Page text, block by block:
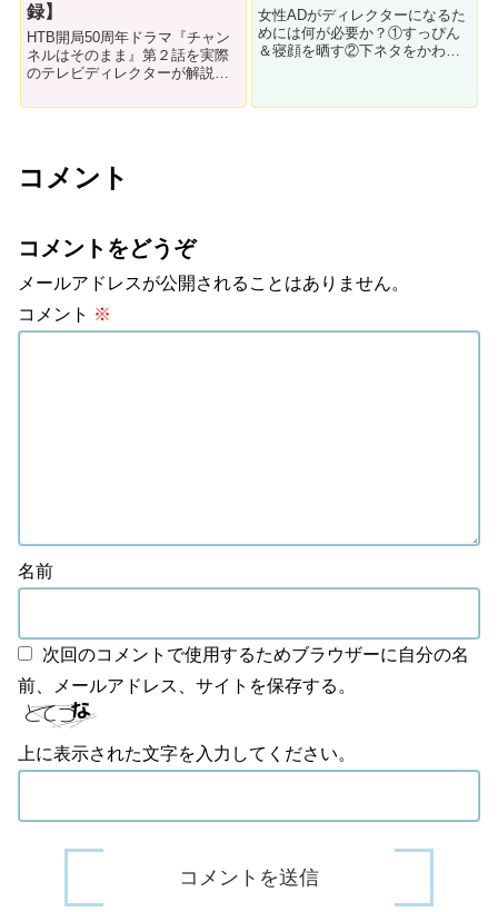
録】
HTB開局50周年ドラマ『チャン
ネルはそのまま』第２話を実際
のテレビディレクターが解説し
街録が撮れない、③編成判断で
藤村忠寿など。
女性ADがディレクターになるた
めには何が必要か？①すっぴん
＆寝顔を晒す②下ネタをかわす
について解説します。女性ディ
コメント
コメントをどうぞ
メールアドレスが公開されることはありません。
コメント ※
名前
次回のコメントで使用するためブラウザーに自分の名
前、メールアドレス、サイトを保存する。
上に表示された文字を入力してください。